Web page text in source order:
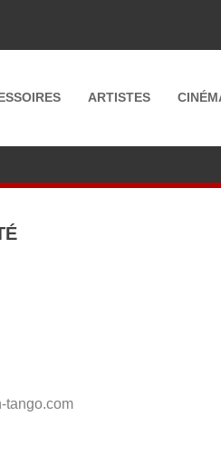
ARTISTES
tango.com